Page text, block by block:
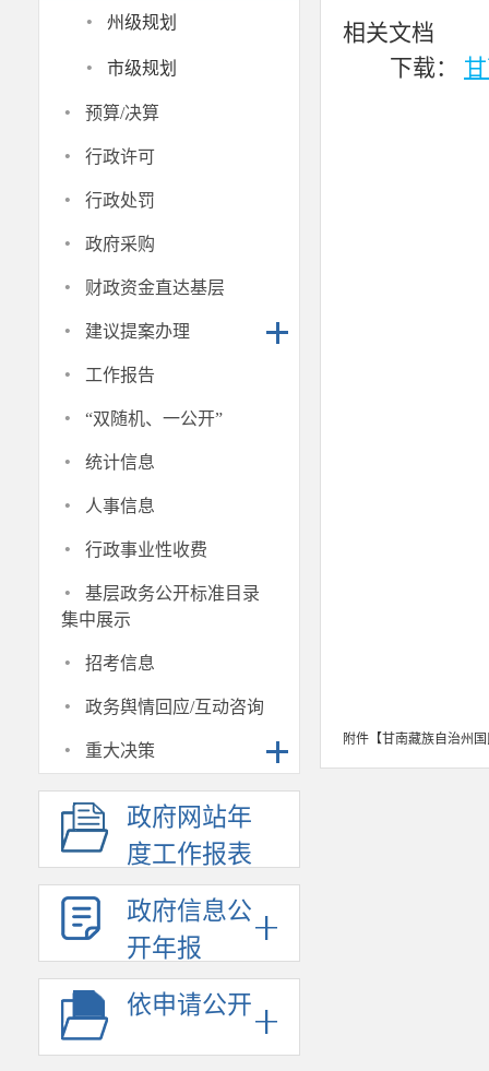
· 州级规划
· 市级规划
· 预算/决算
· 行政许可
· 行政处罚
· 政府采购
· 财政资金直达基层
· 建议提案办理
· 工作报告
· “双随机、一公开”
· 统计信息
· 人事信息
· 行政事业性收费
·
基层政务公开标准目录
集中展示
· 招考信息
· 政务舆情回应/互动咨询
· 重大决策
政府网站年
度工作报表
政府信息公
开年报
依申请公开
相关文档
下载：
附件【甘南藏族自治州